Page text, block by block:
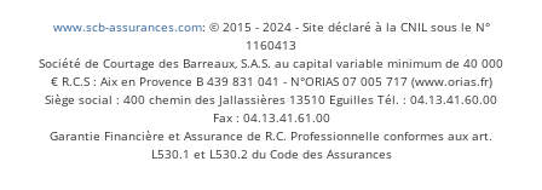
www.scb-assurances.com: © 2015 - 2024 - Site déclaré à la CNIL sous le N°
1160413
Société de Courtage des Barreaux, S.A.S. au capital variable minimum de 40 000
€ R.C.S : Aix en Provence B 439 831 041 - N°ORIAS 07 005 717 (www.orias.fr)
Siège social : 400 chemin des Jallassières 13510 Eguilles Tél. : 04.13.41.60.00
Fax : 04.13.41.61.00
Garantie Financière et Assurance de R.C. Professionnelle conformes aux art.
L530.1 et L530.2 du Code des Assurances